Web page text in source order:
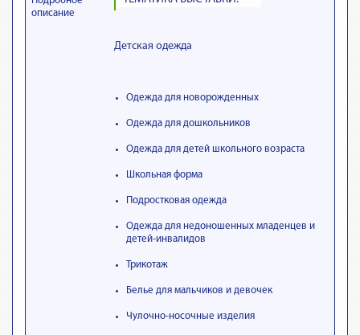
описание
Детская одежда
Одежда для новорожденных
Одежда для дошкольников
Одежда для детей школьного возраста
Школьная форма
Подростковая одежда
Одежда для недоношенных младенцев и
детей-инвалидов
Трикотаж
Белье для мальчиков и девочек
Чулочно-носочные изделия